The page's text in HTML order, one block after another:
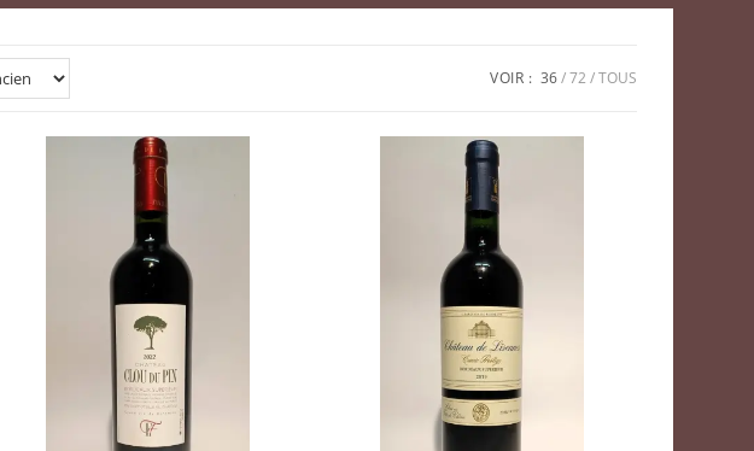
VOIR : 36 72 TOUS